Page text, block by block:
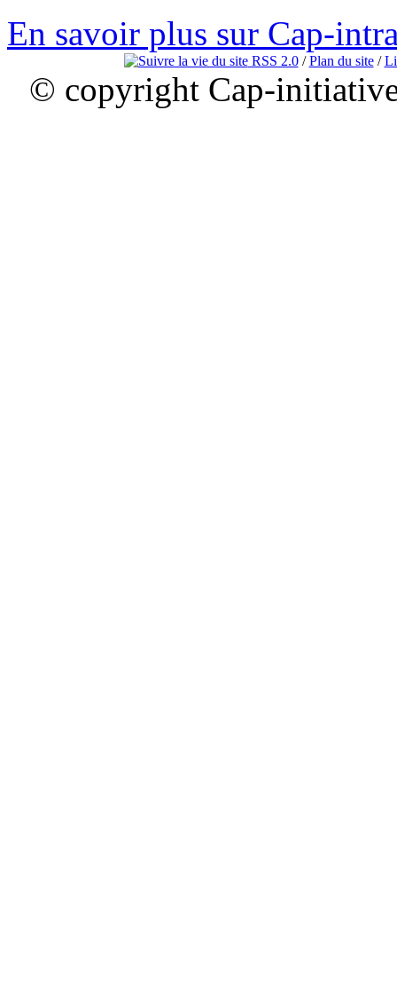
En savoir plus sur Cap-
RSS 2.0/Plan du site/
© copyright Cap-